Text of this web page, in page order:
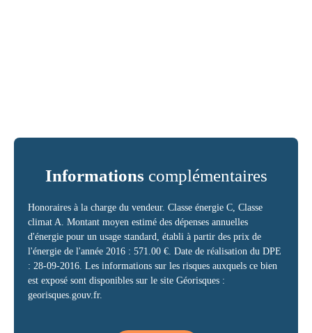
Informations complémentaires
Honoraires à la charge du vendeur. Classe énergie C, Classe
climat A. Montant moyen estimé des dépenses annuelles
d'énergie pour un usage standard, établi à partir des prix de
l'énergie de l'année 2016 : 571.00 €. Date de réalisation du DPE
: 28-09-2016. Les informations sur les risques auxquels ce bien
est exposé sont disponibles sur le site Géorisques :
georisques.gouv.fr.